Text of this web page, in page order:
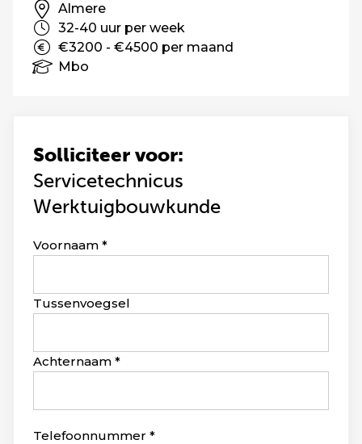
Solliciteer voor:
Servicetechnicus
Werktuigbouwkunde
Leave
blank
Voornaam
Tussenvoegsel
Achternaam
Telefoonnummer
Almere
32-40 uur per week
€3200 - €4500 per maand
Mbo